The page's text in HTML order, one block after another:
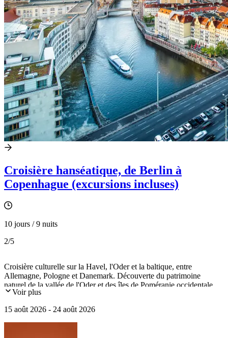
Croisière hanséatique, de Berlin à
Copenhague (excursions incluses)
10 jours / 9 nuits
2/5
Croisière culturelle sur la Havel, l'Oder et la baltique, entre
Allemagne, Pologne et Danemark. Découverte du patrimoine
naturel de la vallée de l'Oder et des îles de Poméranie occidentale.
Visite de Berlin, Szczecin, Greifswald, Copenhague et le château
Voir plus
15 août 2026 - 24 août 2026